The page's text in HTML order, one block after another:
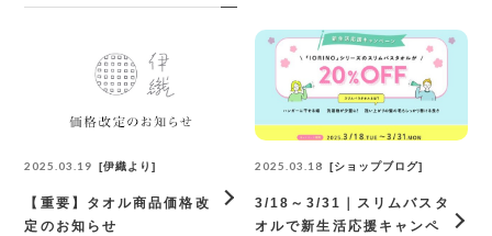
2025.03.19 伊織より
【重要】タオル商品価格改
定のお知らせ
2025.03.18 ショップブログ
3/18～3/31｜スリムバスタ
オルで新生活応援キャンペ